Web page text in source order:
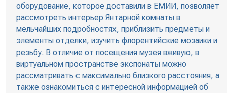
оборудование, которое доставили в ЕМИИ, позволяет
рассмотреть интерьер Янтарной комнаты в
мельчайших подробностях, приблизить предметы и
элементы отделки, изучить флорентийские мозаики и
резьбу. В отличие от посещения музея вживую, в
виртуальном пространстве экспонаты можно
рассматривать с максимально близкого расстояния, а
также ознакомиться с интересной информацией об